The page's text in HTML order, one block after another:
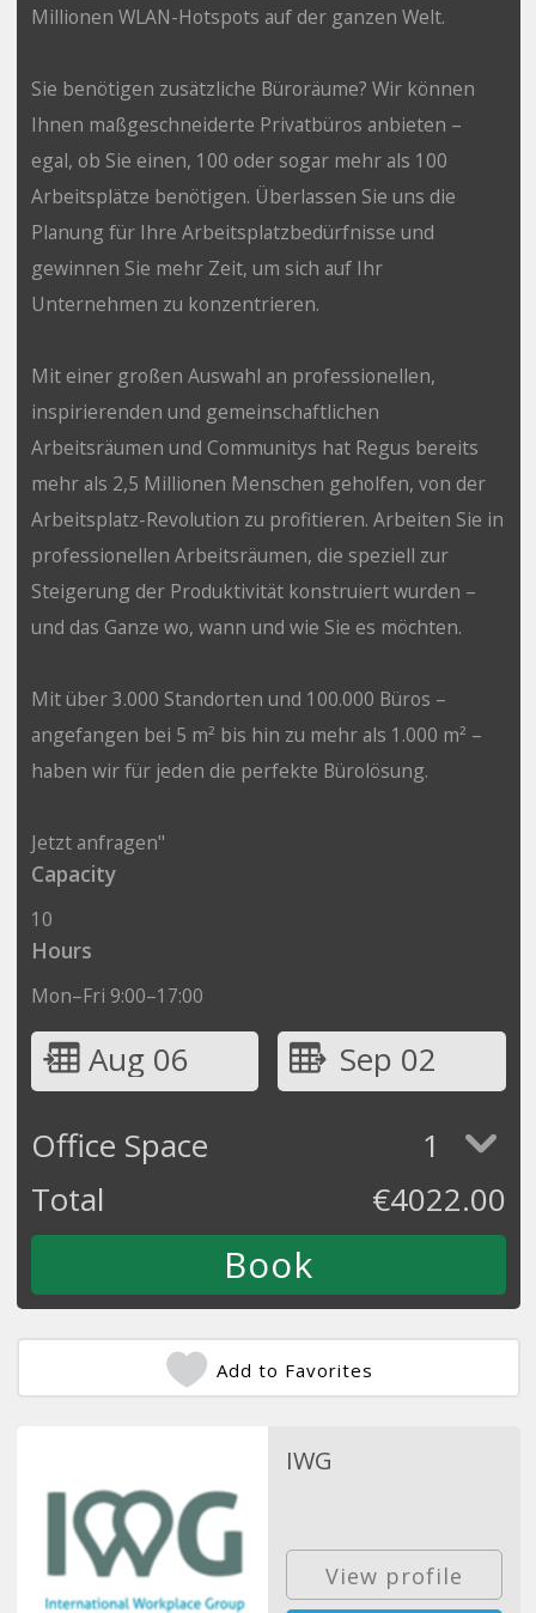
Millionen WLAN-Hotspots auf der ganzen Welt.
Sie benötigen zusätzliche Büroräume? Wir können
Ihnen maßgeschneiderte Privatbüros anbieten –
egal, ob Sie einen, 100 oder sogar mehr als 100
Arbeitsplätze benötigen. Überlassen Sie uns die
Planung für Ihre Arbeitsplatzbedürfnisse und
gewinnen Sie mehr Zeit, um sich auf Ihr
Unternehmen zu konzentrieren.
Mit einer großen Auswahl an professionellen,
inspirierenden und gemeinschaftlichen
Arbeitsräumen und Communitys hat Regus bereits
mehr als 2,5 Millionen Menschen geholfen, von der
Arbeitsplatz-Revolution zu profitieren. Arbeiten Sie in
professionellen Arbeitsräumen, die speziell zur
Steigerung der Produktivität konstruiert wurden –
und das Ganze wo, wann und wie Sie es möchten.
Mit über 3.000 Standorten und 100.000 Büros –
angefangen bei 5 m² bis hin zu mehr als 1.000 m² –
haben wir für jeden die perfekte Bürolösung.
Jetzt anfragen"
Capacity
10
Hours
Mon–Fri 9:00–17:00
Aug 06
Sep 02
Office Space
1
Total
€4022.00
Add to Favorites
IWG
View profile